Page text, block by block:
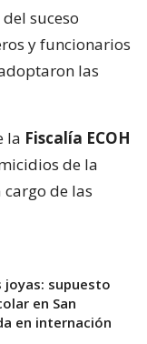
suceso
y funcionarios
las
la Fiscalía ECOH
de la
de las
joyas: supuesto
en San
en internación